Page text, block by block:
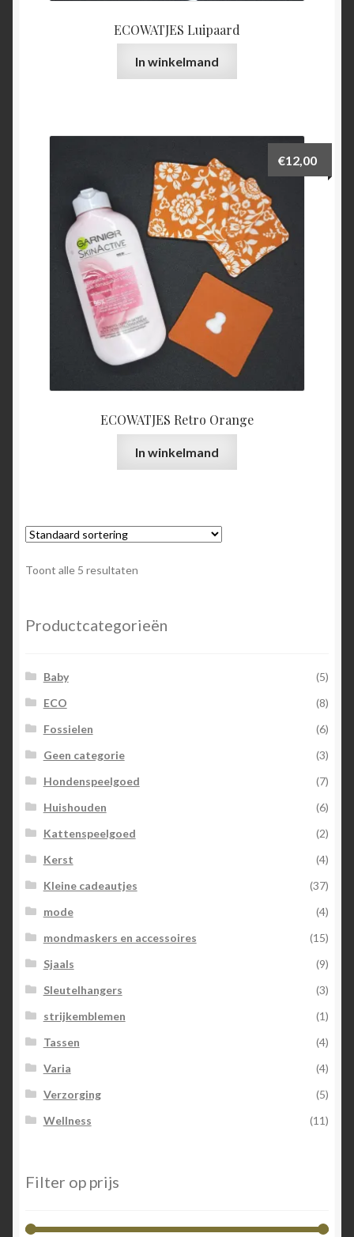
ECOWATJES Luipaard
In winkelmand
ECOWATJES Retro Orange
€12,00
In winkelmand
Toont alle 5 resultaten
Productcategorieën
Baby
(5)
ECO
(8)
Fossielen
(6)
Geen categorie
(3)
Hondenspeelgoed
(7)
Huishouden
(6)
Kattenspeelgoed
(2)
Kerst
(4)
Kleine cadeautjes
(37)
mode
(4)
mondmaskers en accessoires
(15)
Sjaals
(9)
Sleutelhangers
(3)
strijkemblemen
(1)
Tassen
(4)
Varia
(4)
Verzorging
(5)
Wellness
(11)
Filter op prijs